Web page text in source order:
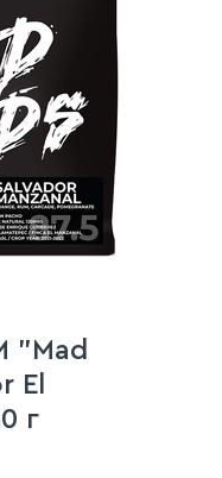
"Mad
El
г